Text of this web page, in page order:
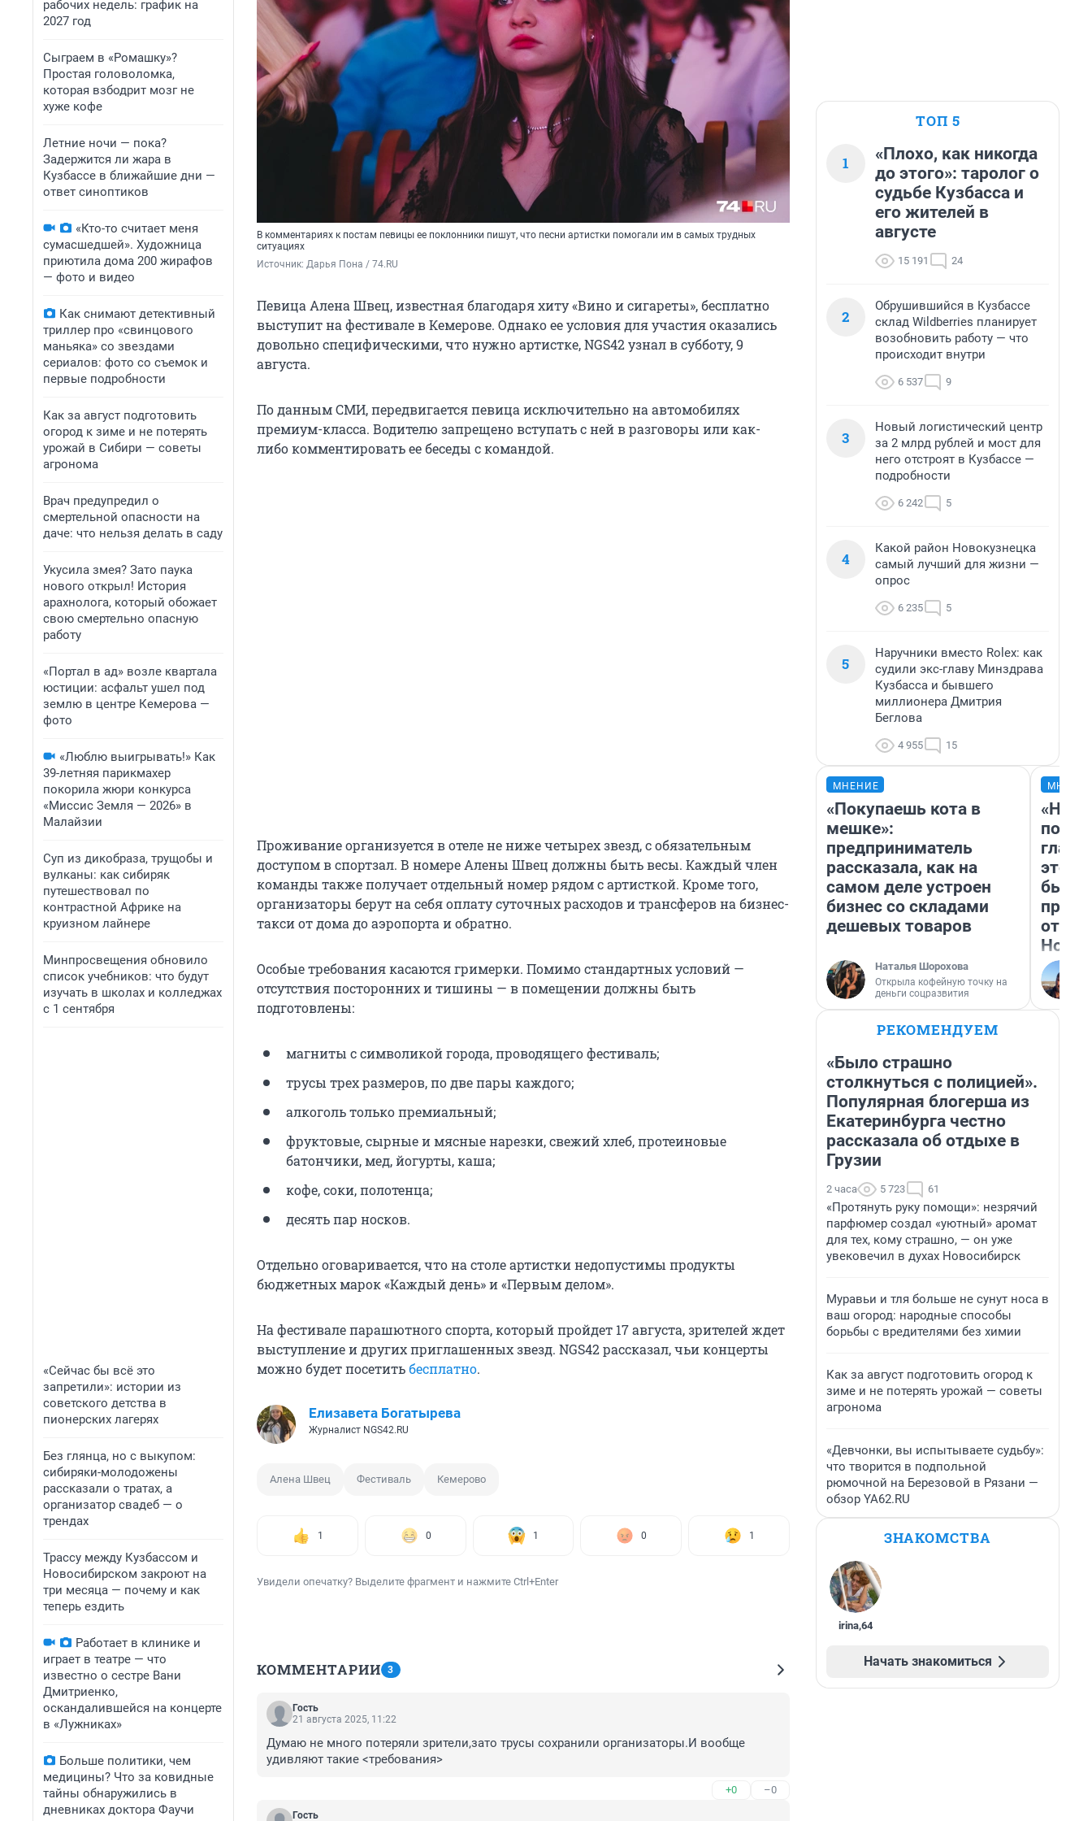
рабочих недель: график на
2027 год
Сыграем в «Ромашку»?
Простая головоломка,
которая взбодрит мозг не
хуже кофе
Летние ночи — пока?
Задержится ли жара в
Кузбассе в ближайшие дни —
ответ синоптиков
«Кто-то считает меня
сумасшедшей». Художница
приютила дома 200 жирафов
— фото и видео
Как снимают детективный
триллер про «свинцового
маньяка» со звездами
сериалов: фото со съемок и
первые подробности
Как за август подготовить
огород к зиме и не потерять
урожай в Сибири — советы
агронома
Врач предупредил о
смертельной опасности на
даче: что нельзя делать в саду
Укусила змея? Зато паука
нового открыл! История
арахнолога, который обожает
свою смертельно опасную
работу
«Портал в ад» возле квартала
юстиции: асфальт ушел под
землю в центре Кемерова —
фото
«Люблю выигрывать!» Как
39-летняя парикмахер
покорила жюри конкурса
«Миссис Земля — 2026» в
Малайзии
Суп из дикобраза, трущобы и
вулканы: как сибиряк
путешествовал по
контрастной Африке на
круизном лайнере
Минпросвещения обновило
список учебников: что будут
изучать в школах и колледжах
с 1 сентября
«Сейчас бы всё это
запретили»: истории из
советского детства в
пионерских лагерях
Без глянца, но с выкупом:
сибиряки-молодожены
рассказали о тратах, а
организатор свадеб — о
трендах
Трассу между Кузбассом и
Новосибирском закроют на
три месяца — почему и как
теперь ездить
Работает в клинике и
играет в театре — что
известно о сестре Вани
Дмитриенко,
оскандалившейся на концерте
в «Лужниках»
Больше политики, чем
медицины? Что за ковидные
тайны обнаружились в
дневниках доктора Фаучи
В комментариях к постам певицы ее поклонники пишут, что песни артистки помогали им в самых трудных
ситуациях
Источник: Дарья Пона / 74.RU
Певица Алена Швец, известная благодаря хиту «Вино и сигареты», бесплатно
выступит на фестивале в Кемерове. Однако ее условия для участия оказались
довольно специфическими, что нужно артистке, NGS42 узнал в субботу, 9
августа.
По данным СМИ, передвигается певица исключительно на автомобилях
премиум-класса. Водителю запрещено вступать с ней в разговоры или как-
либо комментировать ее беседы с командой.
Проживание организуется в отеле не ниже четырех звезд, с обязательным
доступом в спортзал. В номере Алены Швец должны быть весы. Каждый член
команды также получает отдельный номер рядом с артисткой. Кроме того,
организаторы берут на себя оплату суточных расходов и трансферов на бизнес-
такси от дома до аэропорта и обратно.
Особые требования касаются гримерки. Помимо стандартных условий —
отсутствия посторонних и тишины — в помещении должны быть
подготовлены:
магниты с символикой города, проводящего фестиваль;
трусы трех размеров, по две пары каждого;
алкоголь только премиальный;
фруктовые, сырные и мясные нарезки, свежий хлеб, протеиновые
батончики, мед, йогурты, каша;
кофе, соки, полотенца;
десять пар носков.
Отдельно оговаривается, что на столе артистки недопустимы продукты
бюджетных марок «Каждый день» и «Первым делом».
На фестивале парашютного спорта, который пройдет 17 августа, зрителей ждет
выступление и других приглашенных звезд. NGS42 рассказал, чьи концерты
можно будет посетитьбесплатно.
Елизавета Богатырева
Журналист NGS42.RU
Алена Швец Фестиваль Кемерово
1 0 1 0 1
Увидели опечатку? Выделите фрагмент и нажмите Ctrl+Enter
КОММЕНТАРИИ 3
Гость
21 августа 2025, 11:22
Думаю не много потеряли зрители,зато трусы сохранили организаторы.И вообще
удивляют такие <требования>
+0 –0
Гость
ТОП 5
1
«Плохо, как никогда
до этого»: таролог о
судьбе Кузбасса и
его жителей в
августе
15 191 24
2
Обрушившийся в Кузбассе
склад Wildberries планирует
возобновить работу — что
происходит внутри
6 537 9
3
Новый логистический центр
за 2 млрд рублей и мост для
него отстроят в Кузбассе —
подробности
6 242 5
4
Какой район Новокузнецка
самый лучший для жизни —
опрос
6 235 5
5
Наручники вместо Rolex: как
судили экс-главу Минздрава
Кузбасса и бывшего
миллионера Дмитрия
Беглова
4 955 15
МНЕНИЕ
«Покупаешь кота в
мешке»:
предприниматель
рассказала, как на
самом деле устроен
бизнес со складами
дешевых товаров
Наталья Шорохова
Открыла кофейную точку на
деньги соцразвития
этого
бьет
РЕКОМЕНДУЕМ
«Было страшно
столкнуться с полицией».
Популярная блогерша из
Екатеринбурга честно
рассказала об отдыхе в
Грузии
2 часа 5 723 61
«Протянуть руку помощи»: незрячий
парфюмер создал «уютный» аромат
для тех, кому страшно, — он уже
увековечил в духах Новосибирск
Муравьи и тля больше не сунут носа в
ваш огород: народные способы
борьбы с вредителями без химии
Как за август подготовить огород к
зиме и не потерять урожай — советы
агронома
«Девчонки, вы испытываете судьбу»:
что творится в подпольной
рюмочной на Березовой в Рязани —
обзор YA62.RU
ЗНАКОМСТВА
irina,64
Начать знакомиться